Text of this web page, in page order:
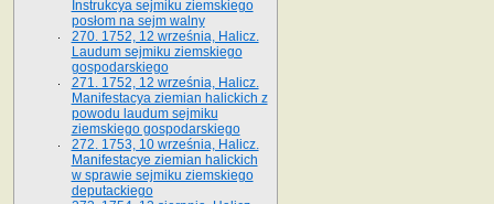
Instrukcya sejmiku ziemskiego
posłom na sejm walny
270. 1752, 12 września, Halicz.
Laudum sejmiku ziemskiego
gospodarskiego
271. 1752, 12 września, Halicz.
Manifestacya ziemian halickich z
powodu laudum sejmiku
ziemskiego gospodarskiego
272. 1753, 10 września, Halicz.
Manifestacye ziemian halickich
w sprawie sejmiku ziemskiego
deputackiego